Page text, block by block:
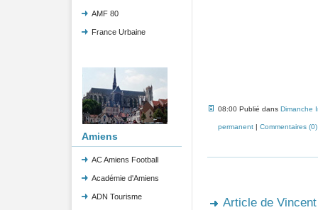
AMF 80
France Urbaine
Amiens
AC Amiens Football
Académie d'Amiens
ADN Tourisme
08:00 Publié dans Dimanche
permanent| Commentaires (0)
Article de